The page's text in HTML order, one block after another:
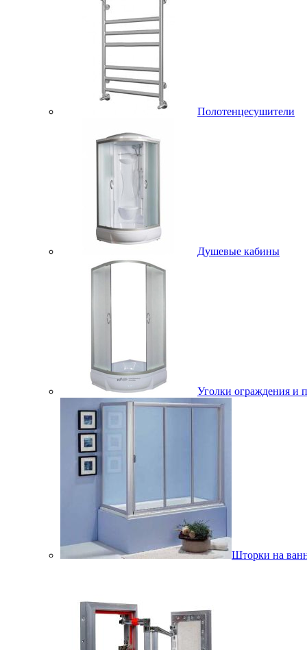
Полотенцесушители
Душевые кабины
Уголки ограждения и
Шторки на